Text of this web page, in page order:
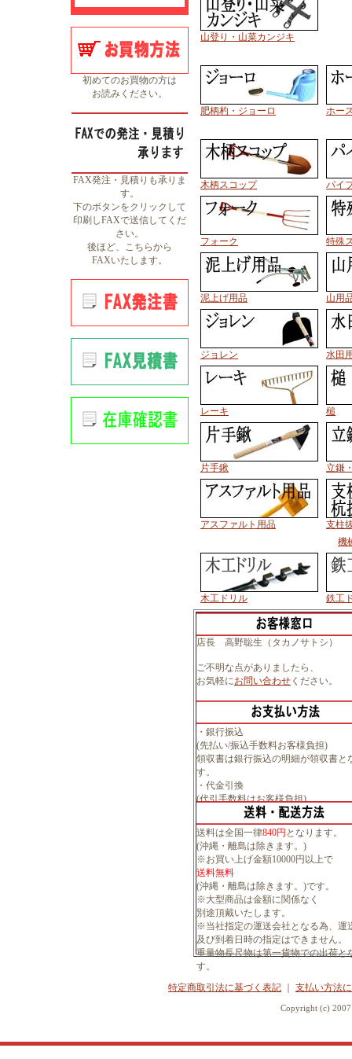
初めてのお買物の方は
お読みください。
FAX発注・見積りも承りま
す。
下のボタンをクリックして
印刷しFAXで送信してくだ
さい。
後ほど、こちらから
FAXいたします。
山登り・山菜カンジキ
肥柄杓・ジョーロ ホー
木柄スコップ パイ
フォーク 特殊
泥上げ用品 山用
ジョレン 水田
レーキ 槌
片手鍬 立鎌
アスファルト用品
支柱
機
木工ドリル 鉄工
店長 高野聡生（タカノサトシ）
ご不明な点がありましたら、
お気軽にお問い合わせ ください。
・銀行振込
(先払い/振込手数料お客様負担)
領収書は銀行振込の明細が領収書と
す。
・代金引換
(代引手数料はお客様負担)
送料は全国一律840円 となります。
(沖縄・離島は除きます。)
※お買い上げ金額10000円以上で
送料無料
(沖縄・離島は除きます。)です。
※大型商品は金額に関係なく
別途頂戴いたします。
※当社指定の運送会社となる為、運
及び到着日時の指定はできません。
重量物長尺物は第一貨物での出荷と
す。
特定商取引法に基づく表記
支払い方法
Copyright (c)